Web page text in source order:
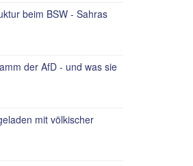
beim BSW - Sahras
der AfD - und was sie
mit völkischer